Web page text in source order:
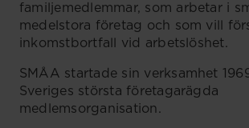
familjemedlemmar, som arbetar i
medelstora företag och som vill
inkomstbortfall vid arbetslöshet.
SMÅA startade sin verksamhet
Sveriges största företagarägda
medlemsorganisation.